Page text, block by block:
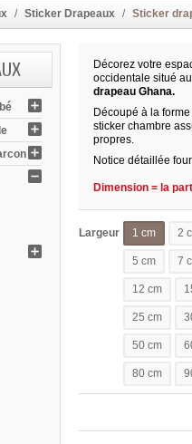
Sticker Drapeaux Sticker
Décorez votre
occidentale situé
drapeau Ghana.
Découpé à la
sticker chambre
propres.
Notice détaillée
Dimension = la
Largeur 1 cm 2
5 cm 7
12 cm
25 cm
50 cm
80 cm